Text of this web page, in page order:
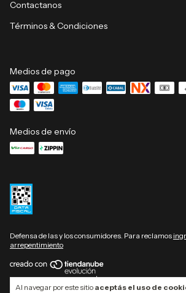
Al navegar por este sitio aceptás el uso de
Contactanos
Términos & Condiciones
Medios de pago
Medios de envío
Defensa de las y los consumidores. Para reclamos
arrepentimiento
Copyright GIFT Collection | Muebles de diseño - 2026.
reservados.